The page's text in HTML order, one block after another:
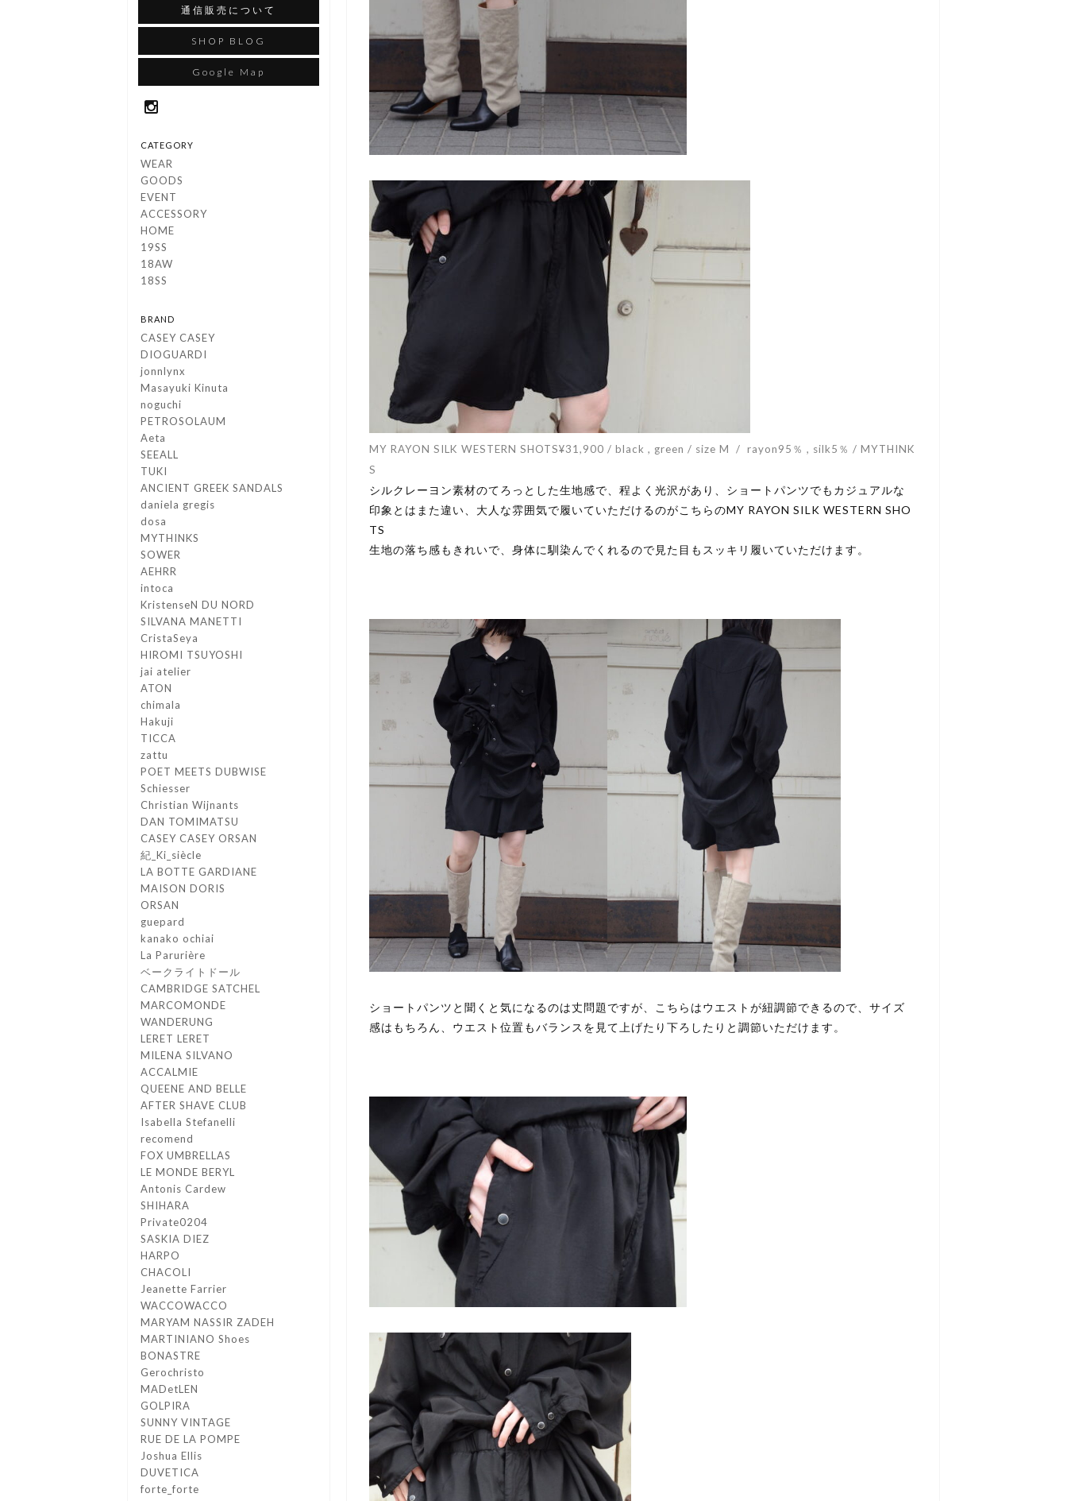
MY RAYON SILK WESTERN SHOTS¥31,900 / black , green / size M / rayon95％ , silk5％ / MYTHINK
S
シルクレーヨン素材のてろっとした生地感で、程よく光沢があり、ショートパンツでもカジュアルな
印象とはまた違い、大人な雰囲気で履いていただけるのがこちらのMY RAYON SILK WESTERN SHO
TS
生地の落ち感もきれいで、身体に馴染んでくれるので見た目もスッキリ履いていただけます。
ショートパンツと聞くと気になるのは丈問題ですが、こちらはウエストが紐調節できるので、サイズ
感はもちろん、ウエスト位置もバランスを見て上げたり下ろしたりと調節いただけます。
通信販売について
SHOP BLOG
Google Map
CATEGORY
WEAR
GOODS
EVENT
ACCESSORY
HOME
19SS
18AW
18SS
BRAND
CASEY CASEY
DIOGUARDI
jonnlynx
Masayuki Kinuta
noguchi
PETROSOLAUM
Aeta
SEEALL
TUKI
ANCIENT GREEK SANDALS
daniela gregis
dosa
MYTHINKS
SOWER
AEHRR
intoca
KristenseN DU NORD
SILVANA MANETTI
CristaSeya
HIROMI TSUYOSHI
jai atelier
ATON
chimala
Hakuji
TICCA
zattu
POET MEETS DUBWISE
Schiesser
Christian Wijnants
DAN TOMIMATSU
CASEY CASEY ORSAN
紀_Ki_siècle
LA BOTTE GARDIANE
MAISON DORIS
ORSAN
guepard
kanako ochiai
La Parurière
ベークライトドール
CAMBRIDGE SATCHEL
MARCOMONDE
WANDERUNG
LERET LERET
MILENA SILVANO
ACCALMIE
QUEENE AND BELLE
AFTER SHAVE CLUB
Isabella Stefanelli
recomend
FOX UMBRELLAS
LE MONDE BERYL
Antonis Cardew
SHIHARA
Private0204
SASKIA DIEZ
HARPO
CHACOLI
Jeanette Farrier
WACCOWACCO
MARYAM NASSIR ZADEH
MARTINIANO Shoes
BONASTRE
Gerochristo
MADetLEN
GOLPIRA
SUNNY VINTAGE
RUE DE LA POMPE
Joshua Ellis
DUVETICA
forte_forte